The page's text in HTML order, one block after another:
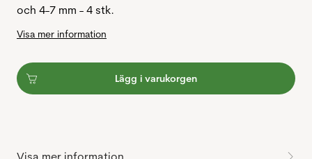
och 4-7 mm - 4 stk.
Visa mer information
Lägg i varukorgen